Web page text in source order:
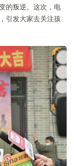
的叛逆。这次，电
引发大家去关注孩